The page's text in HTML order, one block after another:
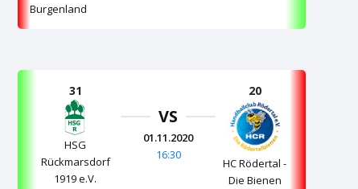
Burgenland
31
HSG
Rückmarsdorf
1919 e.V.
VS
01.11.2020
16:30
20
HC Rödertal -
Die Bienen